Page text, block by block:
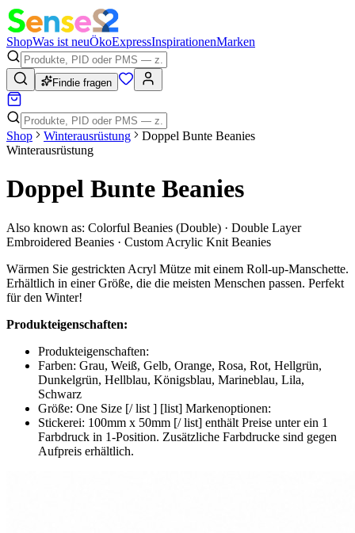
ShopWas ist neuÖkoExpressInspirationenMarken
Findie fragen
Shop Winterausrüstung
Doppel Bunte Beanies
Winterausrüstung
Doppel Bunte Beanies
Also known as: Colorful Beanies (Double) · Double Layer
Embroidered Beanies · Custom Acrylic Knit Beanies
Wärmen Sie gestrickten Acryl Mütze mit einem Roll-up-Manschette.
Erhältlich in einer Größe, die die meisten Menschen passen. Perfekt
für den Winter!
Produkteigenschaften:
Produkteigenschaften:
Farben: Grau, Weiß, Gelb, Orange, Rosa, Rot, Hellgrün,
Dunkelgrün, Hellblau, Königsblau, Marineblau, Lila,
Schwarz
Größe: One Size [/ list ] [list] Markenoptionen:
Stickerei: 100mm x 50mm [/ list] enthält Preise unter ein 1
Farbdruck in 1-Position. Zusätzliche Farbdrucke sind gegen
Aufpreis erhältlich.